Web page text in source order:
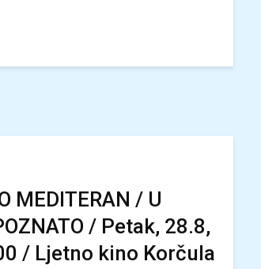
MEDITERAN / U
/ Petak, 28.8,
/ Ljetno kino Korčula